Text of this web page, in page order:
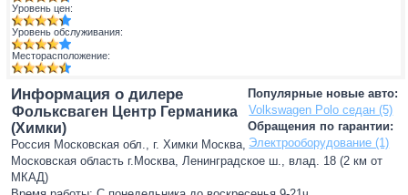
Уровень цен:
Уровень обслуживания:
Месторасположение:
Популярные новые авто:
Volkswagen Polo седан (5)
Обращения по гарантии:
Электрооборудование (1)
Информация о дилере
Фольксваген Центр Германика
(Химки)
Россия Московская обл., г. Химки Москва,
Московская область г.Москва, Ленинградское ш., влад. 18 (2 км от
МКАД)